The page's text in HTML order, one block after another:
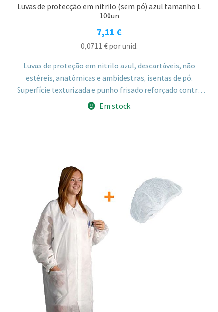
Luvas de protecção em nitrilo (sem pó) azul tamanho L
100un
7,11 €
0,0711 €por unid.
Luvas de proteção em nitrilo azul, descartáveis, não
estéreis, anatómicas e ambidestras, isentas de pó.
Superfície texturizada e punho frisado reforçado contra
rasgões, tamanho L.
Em stock